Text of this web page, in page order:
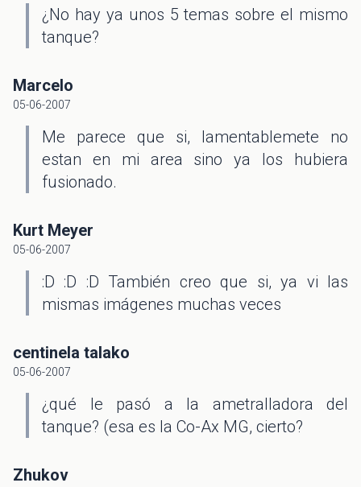
¿No hay ya unos 5 temas sobre el mismo
tanque?
Marcelo
05-06-2007
Me parece que si, lamentablemete no
estan en mi area sino ya los hubiera
fusionado.
Kurt Meyer
05-06-2007
:D :D :D También creo que si, ya vi las
mismas imágenes muchas veces
centinela talako
05-06-2007
¿qué le pasó a la ametralladora del
tanque? (esa es la Co-Ax MG, cierto?
Zhukov